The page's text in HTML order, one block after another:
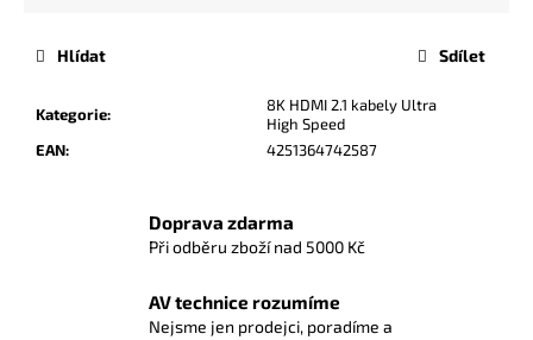
Kategorie:
8K HDMI 2.1 kabely Ultra
High Speed
EAN: 4251364742587
Hlídat Sdílet
Doprava zdarma
Při odběru zboží nad 5000 Kč
AV technice rozumíme
Nejsme jen prodejci, poradíme a